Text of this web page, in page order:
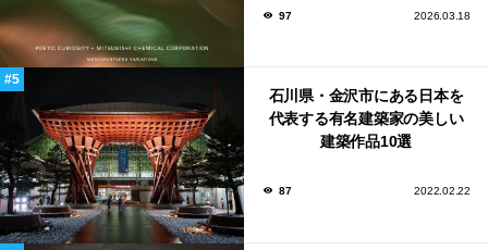
ンウィーク2026で初出展
97 2026.03.18
石川県・金沢市にある日本を
代表する有名建築家の美しい
建築作品10選
87 2022.02.22